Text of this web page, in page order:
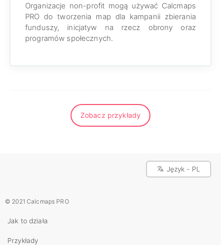
Organizacje non-profit mogą używać Calcmaps
PRO do tworzenia map dla kampanii zbierania
funduszy, inicjatyw na rzecz obrony oraz
programów społecznych.
Zobacz przykłady
Język - PL
© 2021 Calcmaps PRO
Jak to działa
Przykłady